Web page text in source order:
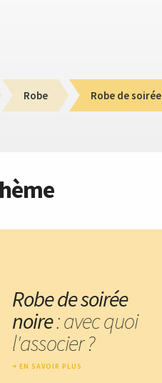
Robe Robe de soirée
Robe de soirée
noire: avec quoi
l'associer ?
EN SAVOIR PLUS